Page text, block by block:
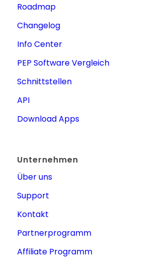
Roadmap
Changelog
Info Center
PEP Software Vergleich
Schnittstellen
API
Download Apps
Unternehmen
Über uns
Support
Kontakt
Partnerprogramm
Affiliate Programm